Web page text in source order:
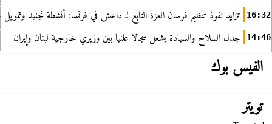
16:32 تزايد نفوذ تنظيم فرسان العزة التابع لـ داعش في فرنسا: أنشطة تجنيد
14:46 جدل السلاح والسيادة يشعل سجالا علنيا بين وزيري خارجية لبنان وإيران
الفيس بوك
تويتر